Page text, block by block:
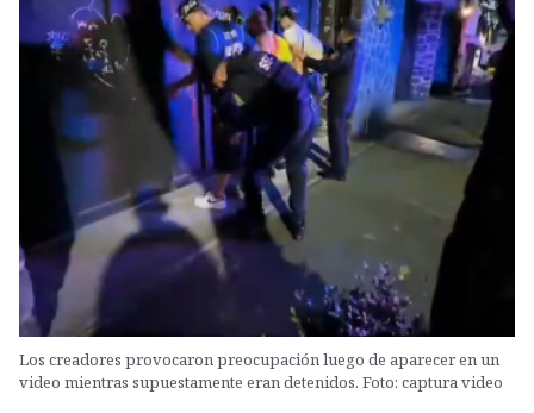
Los creadores provocaron preocupación luego de aparecer en un
video mientras supuestamente eran detenidos. Foto: captura video